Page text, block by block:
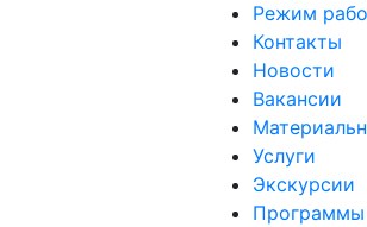
Режим
Контакты
Новости
Вакансии
Услуги
Экскурсии
Программы